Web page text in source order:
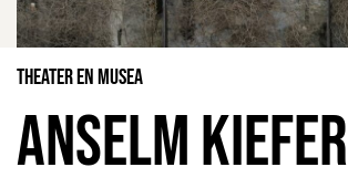
Theater en Musea
Anselm Kiefer